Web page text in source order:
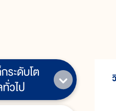
ระดับโต
วไป